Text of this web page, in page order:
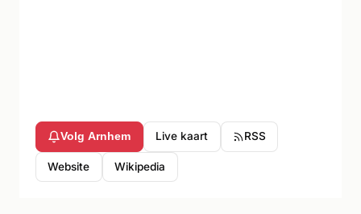
Volg Arnhem Live kaart RSS
Website Wikipedia